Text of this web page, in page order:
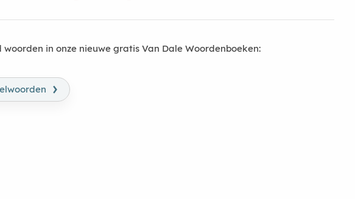
woorden in onze nieuwe gratis Van Dale Woordenboeken:
›